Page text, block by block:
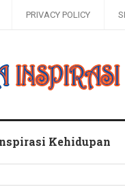
PRIVACY POLICY
Kehidupan